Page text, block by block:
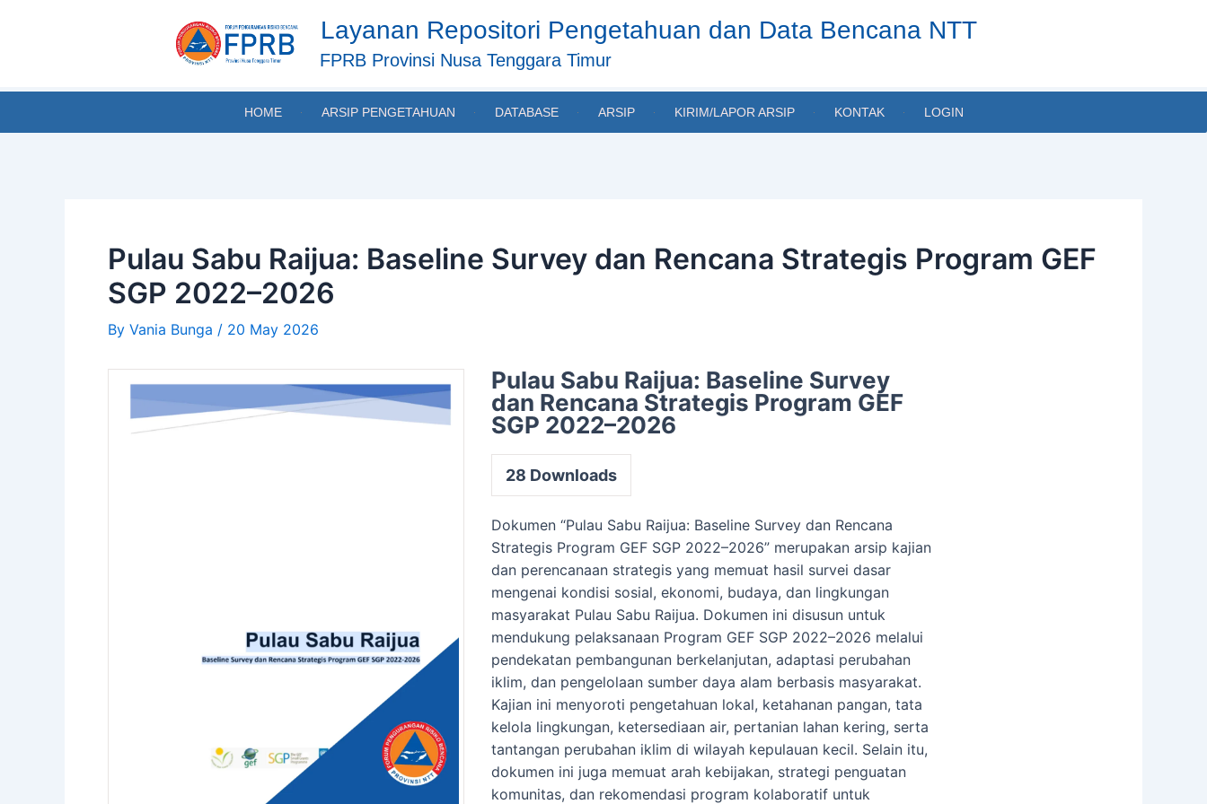
Layanan Repositori Pengetahuan dan Data Bencana NTT
FPRB Provinsi Nusa Tenggara Timur
HOME ARSIP PENGETAHUAN DATABASE ARSIP KIRIM/LAPOR ARSIP KONTAK LOGIN
Pulau Sabu Raijua: Baseline Survey dan Rencana Strategis Program GEF
SGP 2022–2026
By Vania Bunga / 20 May 2026
Pulau Sabu Raijua: Baseline Survey
dan Rencana Strategis Program GEF
SGP 2022–2026
28 Downloads
Dokumen “Pulau Sabu Raijua: Baseline Survey dan Rencana
Strategis Program GEF SGP 2022–2026” merupakan arsip kajian
dan perencanaan strategis yang memuat hasil survei dasar
mengenai kondisi sosial, ekonomi, budaya, dan lingkungan
masyarakat Pulau Sabu Raijua. Dokumen ini disusun untuk
mendukung pelaksanaan Program GEF SGP 2022–2026 melalui
pendekatan pembangunan berkelanjutan, adaptasi perubahan
iklim, dan pengelolaan sumber daya alam berbasis masyarakat.
Kajian ini menyoroti pengetahuan lokal, ketahanan pangan, tata
kelola lingkungan, ketersediaan air, pertanian lahan kering, serta
tantangan perubahan iklim di wilayah kepulauan kecil. Selain itu,
dokumen ini juga memuat arah kebijakan, strategi penguatan
komunitas, dan rekomendasi program kolaboratif untuk
navigation